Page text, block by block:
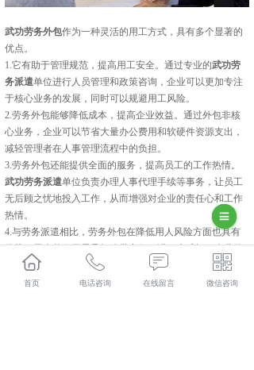
武功劳务外包作为一种灵活的用工方式，具有多个显著的
优点。
1.它有助于管理规范，提高用工安全。通过专业的武功劳
务派遣单位进行人员管理和政策咨询，企业可以更加专注
于核心业务的发展，同时可以规避用工风险。
2.劳务外包能够降低成本，提高企业效益。通过外包非核
心业务，企业可以节省大量办公费用和软硬件资源支出，
减轻管理者在人事管理流程中的负担。
3.劳务外包还能提供全面的服务，提高员工的工作热情。
武功劳务派遣单位负责办理人事代理手续等事务，让员工
无后顾之忧地投入工作，从而增强对企业的责任心和工作
热情。
4.与劳务派遣相比，劳务外包在降低用人风险方面也具有
优势。用人单位无需承担连带责任，进一步减轻了企业的
法律负担。
武功人力资源外包怎么样？武功劳务派遣哪家便宜？武功
首页 电话咨询 在线留言 微信咨询